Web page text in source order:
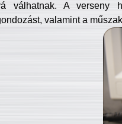
válhatnak. A verseny
valamint a